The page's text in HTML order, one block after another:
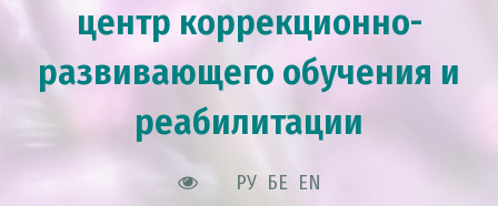
центр коррекционно-
развивающего обучения и
реабилитации
РУ БЕ EN